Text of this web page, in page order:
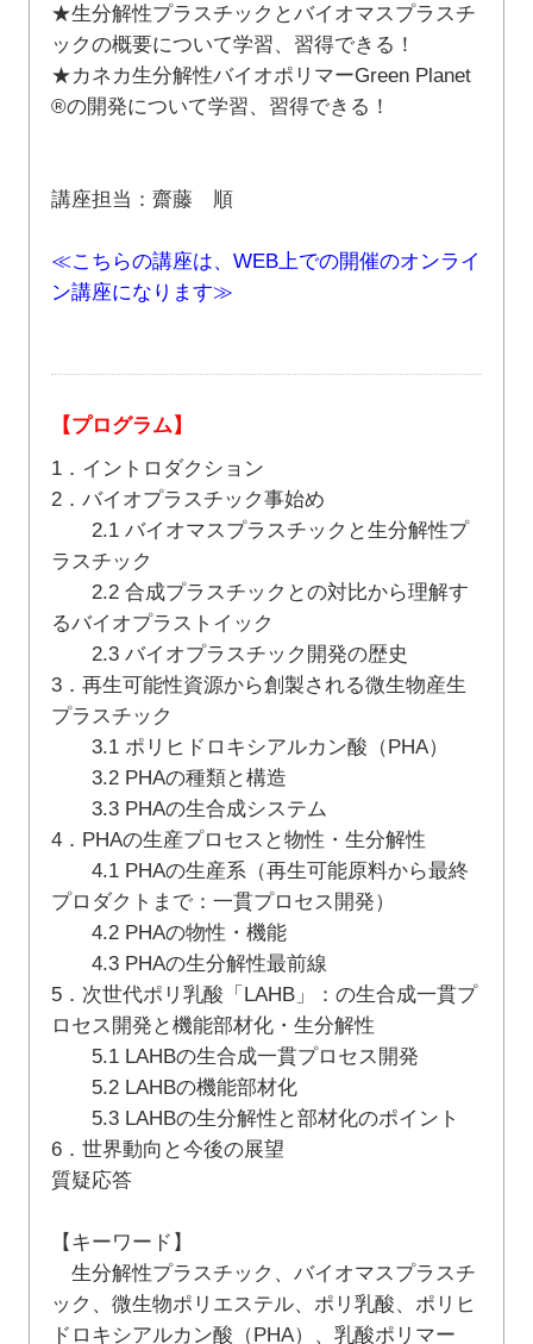
★生分解性プラスチックとバイオマスプラスチ
ックの概要について学習、習得できる！
★カネカ生分解性バイオポリマーGreen Planet
®の開発について学習、習得できる！
講座担当：齋藤 順
≪こちらの講座は、WEB上での開催のオンライ
ン講座になります≫
【プログラム】
1．イントロダクション
2．バイオプラスチック事始め
2.1 バイオマスプラスチックと生分解性プ
ラスチック
2.2 合成プラスチックとの対比から理解す
るバイオプラストイック
2.3 バイオプラスチック開発の歴史
3．再生可能性資源から創製される微生物産生
プラスチック
3.1 ポリヒドロキシアルカン酸（PHA）
3.2 PHAの種類と構造
3.3 PHAの生合成システム
4．PHAの生産プロセスと物性・生分解性
4.1 PHAの生産系（再生可能原料から最終
プロダクトまで：一貫プロセス開発）
4.2 PHAの物性・機能
4.3 PHAの生分解性最前線
5．次世代ポリ乳酸「LAHB」：の生合成一貫プ
ロセス開発と機能部材化・生分解性
5.1 LAHBの生合成一貫プロセス開発
5.2 LAHBの機能部材化
5.3 LAHBの生分解性と部材化のポイント
6．世界動向と今後の展望
質疑応答
【キーワード】
生分解性プラスチック、バイオマスプラスチ
ック、微生物ポリエステル、ポリ乳酸、ポリヒ
ドロキシアルカン酸（PHA）、乳酸ポリマー